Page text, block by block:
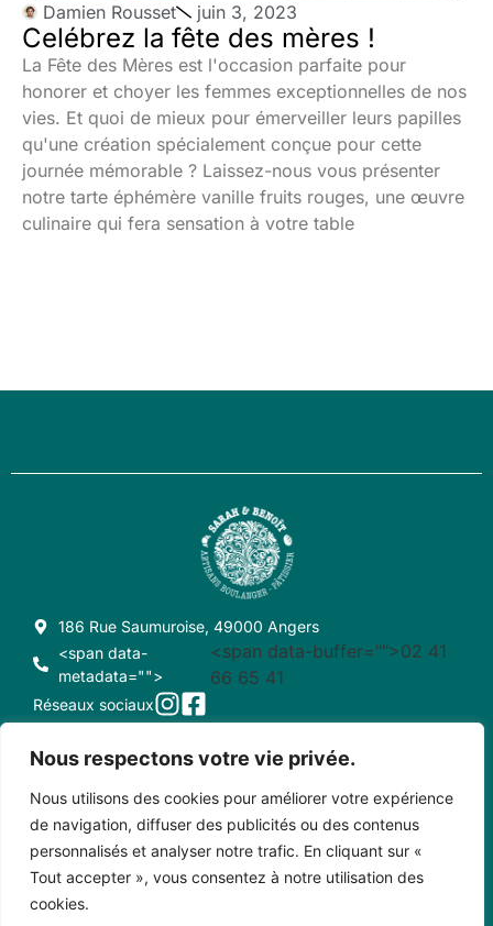
Nous respectons votre vie privée.
Nous utilisons des cookies pour améliorer votre expérience
de navigation, diffuser des publicités ou des contenus
personnalisés et analyser notre trafic. En cliquant sur «
Tout accepter », vous consentez à notre utilisation des
cookies.
Damien Rousset juin 3, 2023
Celébrez la fête des mères !
La Fête des Mères est l'occasion parfaite pour
honorer et choyer les femmes exceptionnelles de nos
vies. Et quoi de mieux pour émerveiller leurs papilles
qu'une création spécialement conçue pour cette
journée mémorable ? Laissez-nous vous présenter
notre tarte éphémère vanille fruits rouges, une œuvre
culinaire qui fera sensation à votre table
186 Rue Saumuroise, 49000 Angers
<span data-
metadata="">
<span data-buffer="">02 41
66 65 41
Réseaux sociaux
CONDITIONS GÉNÉRALES DE VENTE CRÉDITS
MENTIONS LÉGALES